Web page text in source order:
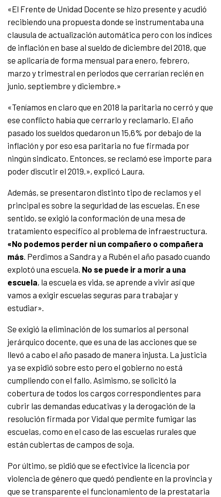
«El Frente de Unidad Docente se hizo presente y acudió
recibiendo una propuesta donde se instrumentaba una
clausula de actualización automática pero con los índices
de inflación en base al sueldo de diciembre del 2018, que
se aplicaría de forma mensual para enero, febrero,
marzo y trimestral en periodos que cerrarían recién en
junio, septiembre y diciembre.»
«Teníamos en claro que en 2018 la paritaria no cerró y que
ese conflicto había que cerrarlo y reclamarlo. El año
pasado los sueldos quedaron un 15,6% por debajo de la
inflación y por eso esa paritaria no fue firmada por
ningún sindicato. Entonces, se reclamó ese importe para
poder discutir el 2019.», explicó Laura.
Además, se presentaron distinto tipo de reclamos y el
principal es sobre la seguridad de las escuelas. En ese
sentido, se exigió la conformación de una mesa de
tratamiento específico al problema de infraestructura.
«No podemos perder ni un compañero o compañera
más. Perdimos a Sandra y a Rubén el año pasado cuando
explotó una escuela. No se puede ir a morir a una
escuela, la escuela es vida, se aprende a vivir así que
vamos a exigir escuelas seguras para trabajar y
estudiar».
Se exigió la eliminación de los sumarios al personal
jerárquico docente, que es una de las acciones que se
llevó a cabo el año pasado de manera injusta. La justicia
ya se expidió sobre esto pero el gobierno no está
cumpliendo con el fallo. Asimismo, se solicitó la
cobertura de todos los cargos correspondientes para
cubrir las demandas educativas y la derogación de la
resolución firmada por Vidal que permite fumigar las
escuelas, como en el caso de las escuelas rurales que
están cubiertas de campos de soja.
Por último, se pidió que se efectivice la licencia por
violencia de género que quedó pendiente en la provincia y
que se transparente el funcionamiento de la prestataria